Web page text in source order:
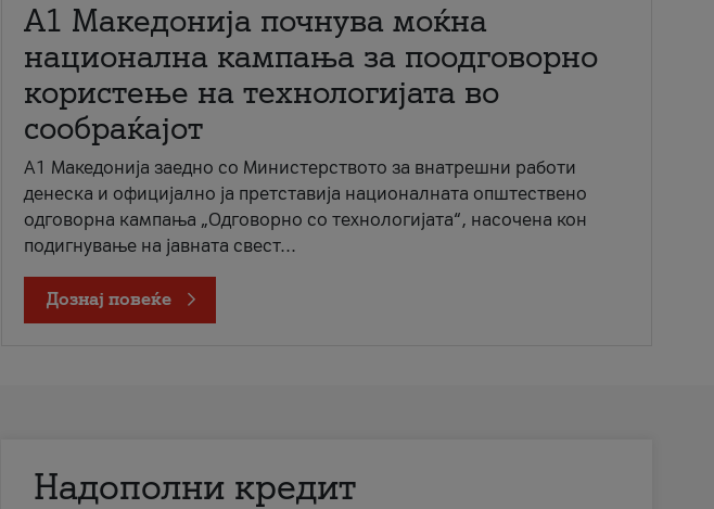
A1 Македонија почнува моќна
национална кампања за поодговорно
користење на технологијата во
сообраќајот
A1 Македонија заедно со Министерството за внатрешни работи
денеска и официјално ја претставија националната општествено
одговорна кампања „Одговорно со технологијата“, насочена кон
подигнување на јавната свест...
Дознај повеќе
Надополни кредит